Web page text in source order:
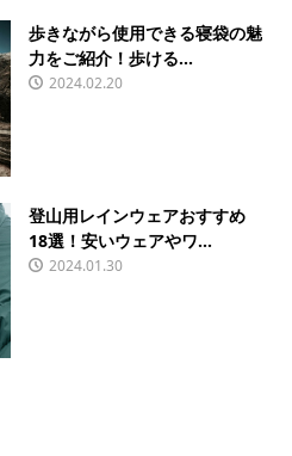
歩きながら使用できる寝袋の魅
力をご紹介！歩ける...
2024.02.20
登山用レインウェアおすすめ
18選！安いウェアやワ...
2024.01.30